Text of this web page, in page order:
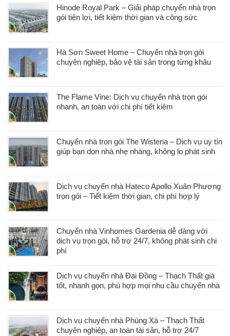
Hinode Royal Park – Giải pháp chuyển nhà trọn
gói tiện lợi, tiết kiệm thời gian và công sức
Hà Sơn Sweet Home – Chuyển nhà trọn gói
chuyên nghiệp, bảo vệ tài sản trong từng khâu
The Flame Vine: Dịch vụ chuyển nhà trọn gói
nhanh, an toàn với chi phí tiết kiệm
Chuyển nhà trọn gói The Wisteria – Dịch vụ uy tín
giúp bạn dọn nhà nhẹ nhàng, không lo phát sinh
Dịch vụ chuyển nhà Hateco Apollo Xuân Phương
trọn gói – Tiết kiệm thời gian, chi phí hợp lý
Chuyển nhà Vinhomes Gardenia dễ dàng với
dịch vụ trọn gói, hỗ trợ 24/7, không phát sinh chi
phí
Dịch vụ chuyển nhà Đại Đồng – Thạch Thất giá
tốt, nhanh gọn, phù hợp mọi nhu cầu chuyển nhà
Dịch vụ chuyển nhà Phùng Xá – Thạch Thất
chuyên nghiệp, an toàn tài sản, hỗ trợ 24/7